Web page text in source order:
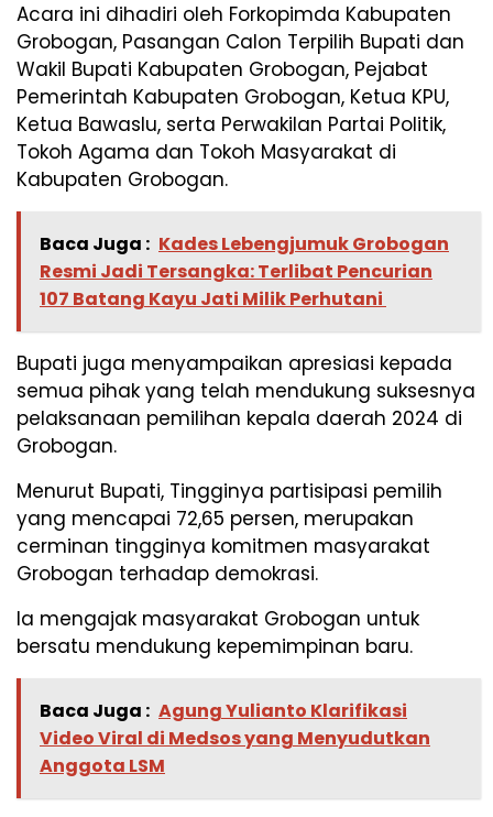
Acara ini dihadiri oleh Forkopimda Kabupaten
Grobogan, Pasangan Calon Terpilih Bupati dan
Wakil Bupati Kabupaten Grobogan, Pejabat
Pemerintah Kabupaten Grobogan, Ketua KPU,
Ketua Bawaslu, serta Perwakilan Partai Politik,
Tokoh Agama dan Tokoh Masyarakat di
Kabupaten Grobogan.
Baca Juga : Kades Lebengjumuk Grobogan
Resmi Jadi Tersangka: Terlibat Pencurian
107 Batang Kayu Jati Milik Perhutani
Bupati juga menyampaikan apresiasi kepada
semua pihak yang telah mendukung suksesnya
pelaksanaan pemilihan kepala daerah 2024 di
Grobogan.
Menurut Bupati, Tingginya partisipasi pemilih
yang mencapai 72,65 persen, merupakan
cerminan tingginya komitmen masyarakat
Grobogan terhadap demokrasi.
Ia mengajak masyarakat Grobogan untuk
bersatu mendukung kepemimpinan baru.
Baca Juga : Agung Yulianto Klarifikasi
Video Viral di Medsos yang Menyudutkan
Anggota LSM